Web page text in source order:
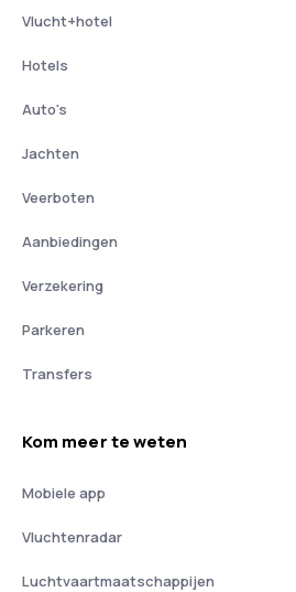
Vlucht+hotel
Hotels
Auto's
Jachten
Veerboten
Aanbiedingen
Verzekering
Parkeren
Transfers
Kom meer te weten
Mobiele app
Vluchtenradar
Luchtvaartmaatschappijen